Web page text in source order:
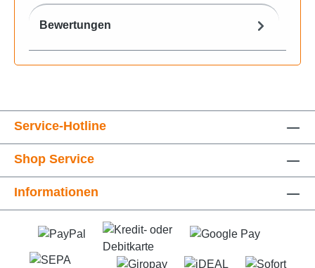
Bewertungen
Service-Hotline
Shop Service
Informationen